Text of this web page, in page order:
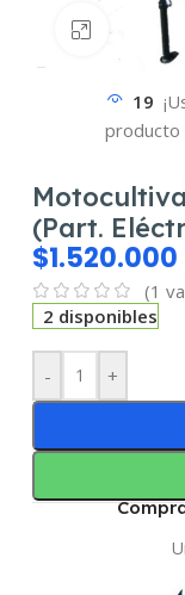
Haz clic
19
producto
(Part.
$1.520.000
(1
2 disponibles
- +